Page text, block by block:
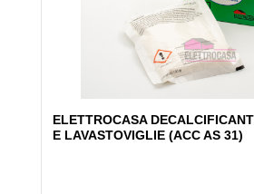
ELETTROCASA
E LAVASTOVIGLIE (ACC AS 31)